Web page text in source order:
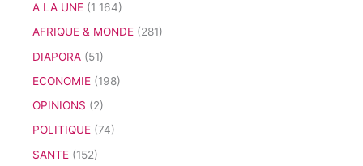
A LA UNE (1 164)
AFRIQUE & MONDE (281)
DIAPORA (51)
ECONOMIE (198)
OPINIONS (2)
POLITIQUE (74)
SANTE (152)